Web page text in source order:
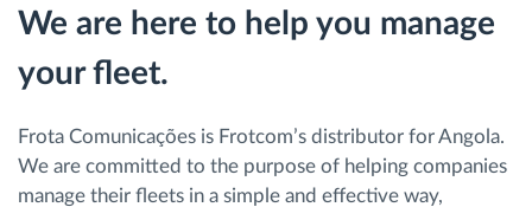
How we solve each fleet activity needs
We are here to help you manage
your fleet.
Frota Comunicações is Frotcom’s distributor for Angola.
We are committed to the purpose of helping companies
manage their fleets in a simple and effective way,